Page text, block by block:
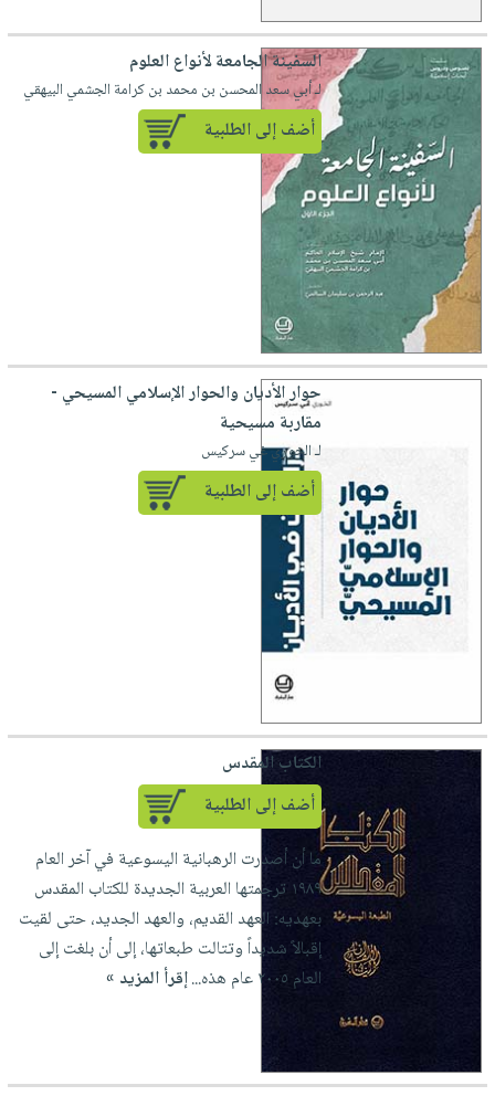
السفينة الجامعة لأنواع العلوم
لـ أبي سعد المحسن بن محمد بن كرامة الجشمي البيهقي
أضف إلى الطلبية
حوار الأديان والحوار الإسلامي المسيحي -
مقاربة مسيحية
لـ الخوري غي سركيس
أضف إلى الطلبية
الكتاب المقدس
أضف إلى الطلبية
ما أن أصدرت الرهبانية اليسوعية في آخر العام
١٩٨٩ ترجمتها العربية الجديدة للكتاب المقدس
بعهديه: العهد القديم، والعهد الجديد، حتى لقيت
إقبالاً شديداً وتتالت طبعاتها، إلى أن بلغت إلى
العام ٢٠٠٥ عام هذه...
إقرأ المزيد »